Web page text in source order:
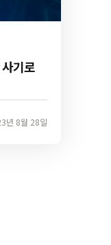
기로
년 8월 28일